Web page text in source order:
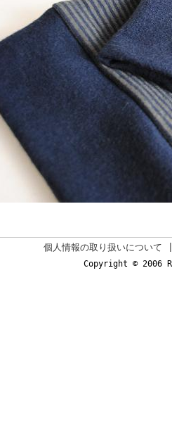
個人情報の取り扱いについて
Copyright © 2006